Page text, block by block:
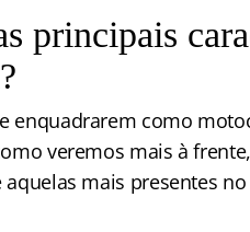
principais
enquadrarem como
veremos mais à
aquelas mais presentes